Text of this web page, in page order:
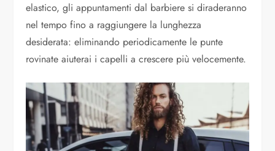
elastico, gli appuntamenti dal barbiere si diraderanno
nel tempo fino a raggiungere la lunghezza
desiderata: eliminando periodicamente le punte
rovinate aiuterai i capelli a crescere più velocemente.